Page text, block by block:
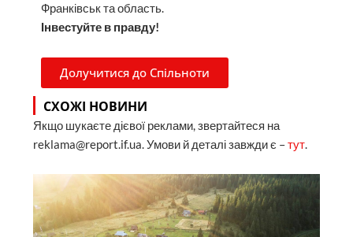
Франківськ та область.
Інвестуйте в правду!
Долучитися до Спільноти
СХОЖІ НОВИНИ
Якщо шукаєте дієвої реклами, звертайтеся на
reklama@report.if.ua. Умови й деталі завжди є –тут.